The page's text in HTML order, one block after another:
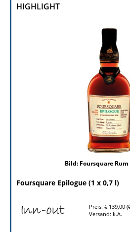
HIGHLIGHT
Bild: Foursquare
Foursquare Epilogue (1 x 0,7 l)
Preis: € 139,00
Versand: k.A.